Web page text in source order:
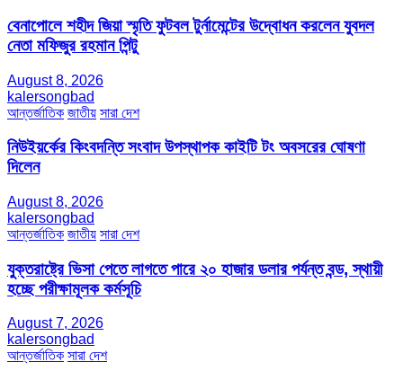
বেনাপোলে শহীদ জিয়া স্মৃতি ফুটবল টুর্নামেন্টের উদ্বোধন করলেন যুবদল
নেতা মফিজুর রহমান পিন্টু
August 8, 2026
kalersongbad
আন্তর্জাতিক জাতীয় সারা দেশ
নিউইয়র্কের কিংবদন্তি সংবাদ উপস্থাপক কাইটি টং অবসরের ঘোষণা
দিলেন
August 8, 2026
kalersongbad
আন্তর্জাতিক জাতীয় সারা দেশ
যুক্তরাষ্ট্রে ভিসা পেতে লাগতে পারে ২০ হাজার ডলার পর্যন্ত বন্ড, স্থায়ী
হচ্ছে পরীক্ষামূলক কর্মসূচি
August 7, 2026
kalersongbad
আন্তর্জাতিক সারা দেশ